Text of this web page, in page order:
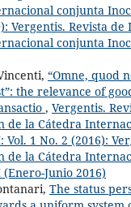
conjunta
Vergentis. Revista
conjunta
“Omne, quod
the relevance of
, Vergentis.
de la Cátedra
1 No. 2 (2016):
de la Cátedra
Junio 2016)
The status